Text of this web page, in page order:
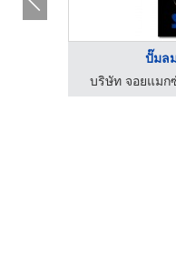
ปั๊มล
บริษัท จอยแมก